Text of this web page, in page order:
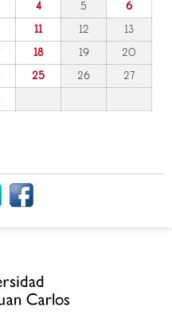
4 5
6
11 12
13
18 19
20
25 26
27